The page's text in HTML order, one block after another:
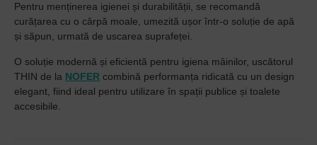
Pentru menținerea igienei și durabilității, se recomandă
curățarea cu o cârpă moale, umezită ușor într-o soluție de apă
și săpun, urmată de uscarea suprafeței.
O soluție modernă și eficientă pentru igiena mâinilor, uscătorul
THIN de la NOFER combină performanța ridicată cu un design
elegant, fiind ideal pentru utilizare în spații publice și toalete
accesibile.